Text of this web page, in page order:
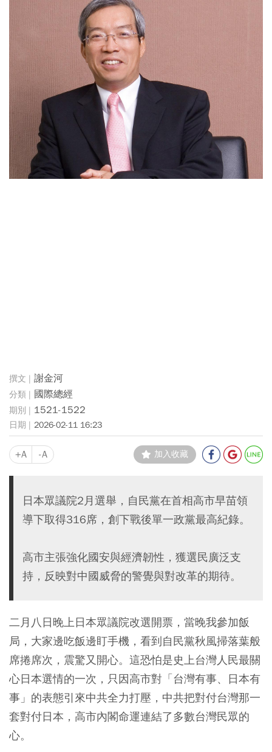
謝金河
國際總經
1521-1522
2026-02-11 16:23
+A -A 加入收藏
日本眾議院2月選舉，自民黨在首相高市早苗領
導下取得316席，創下戰後單一政黨最高紀錄。
高市主張強化國安與經濟韌性，獲選民廣泛支
持，反映對中國威脅的警覺與對改革的期待。
二月八日晚上日本眾議院改選開票，當晚我參加飯
局，大家邊吃飯邊盯手機，看到自民黨秋風掃落葉般
席捲席次，震驚又開心。這恐怕是史上台灣人民最關
心日本選情的一次，只因高市對「台灣有事、日本有
事」的表態引來中共全力打壓，中共把對付台灣那一
套對付日本，高市內閣命運連結了多數台灣民眾的
心。